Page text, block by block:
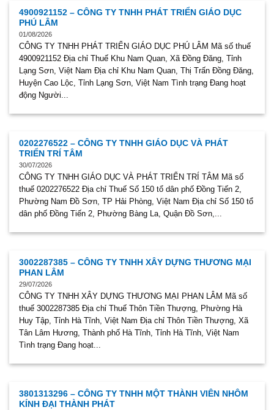
4900921152 – CÔNG TY TNHH PHÁT TRIỂN GIÁO DỤC
PHÚ LÂM
01/08/2026
CÔNG TY TNHH PHÁT TRIỂN GIÁO DỤC PHÚ LÂM Mã số thuế
4900921152 Địa chỉ Thuế Khu Nam Quan, Xã Đồng Đăng, Tỉnh
Lạng Sơn, Việt Nam Địa chỉ Khu Nam Quan, Thị Trấn Đồng Đăng,
Huyện Cao Lộc, Tỉnh Lạng Sơn, Việt Nam Tình trạng Đang hoạt
động Người...
0202276522 – CÔNG TY TNHH GIÁO DỤC VÀ PHÁT
TRIỂN TRÍ TÂM
30/07/2026
CÔNG TY TNHH GIÁO DỤC VÀ PHÁT TRIỂN TRÍ TÂM Mã số
thuế 0202276522 Địa chỉ Thuế Số 150 tổ dân phố Đồng Tiến 2,
Phường Nam Đồ Sơn, TP Hải Phòng, Việt Nam Địa chỉ Số 150 tổ
dân phố Đồng Tiến 2, Phường Bàng La, Quận Đồ Sơn,...
3002287385 – CÔNG TY TNHH XÂY DỰNG THƯƠNG MẠI
PHAN LÂM
29/07/2026
CÔNG TY TNHH XÂY DỰNG THƯƠNG MẠI PHAN LÂM Mã số
thuế 3002287385 Địa chỉ Thuế Thôn Tiền Thượng, Phường Hà
Huy Tập, Tỉnh Hà Tĩnh, Việt Nam Địa chỉ Thôn Tiền Thượng, Xã
Tân Lâm Hương, Thành phố Hà Tĩnh, Tỉnh Hà Tĩnh, Việt Nam
Tình trạng Đang hoạt...
3801313296 – CÔNG TY TNHH MỘT THÀNH VIÊN NHÔM
KÍNH ĐẠI THÀNH PHÁT